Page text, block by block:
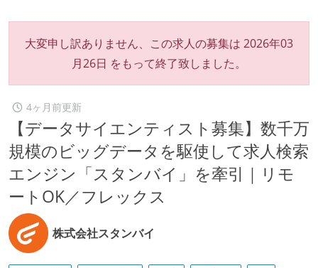
大変申し訳ありません、この求人の募集は 2026年03
月26日 をもって終了致しました。
4ヶ月前更新
【データサイエンティスト募集】数千万
規模のビッグデータを駆使して求人検索
エンジン「スタンバイ」を牽引｜リモ
ートOK／フレックス
株式会社スタンバイ